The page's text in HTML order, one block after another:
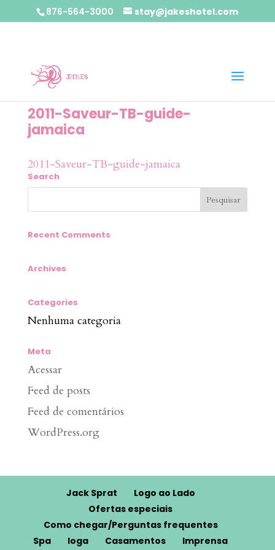
876-564-3000 stay@jakeshotel.com
2011-Saveur-TB-guide-
jamaica
2011-Saveur-TB-guide-jamaica
Search
Recent Comments
Archives
Categories
Nenhuma categoria
Meta
Acessar
Feed de posts
Feed de comentários
WordPress.org
Jack Sprat
Logo ao Lado
Ofertas especiais
Como chegar/Perguntas frequentes
Spa
Ioga Casamentos Imprensa